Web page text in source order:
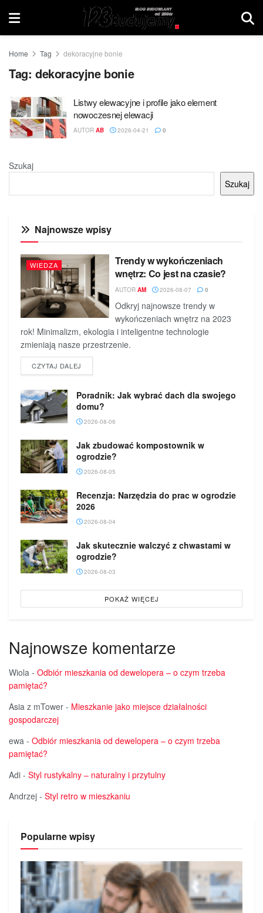
Home Tag dekoracyjne bonie
Tag: dekoracyjne bonie
Listwy elewacyjne i profile jako element
nowoczesnej elewacji
AUTOR AB 2026-04-21 0
Szukaj
Szukaj
Najnowsze wpisy
WIEDZA
Trendy w wykończeniach
wnętrz: Co jest na czasie?
AUTOR AM 2026-08-07 0
Odkryj najnowsze trendy w
wykończeniach wnętrz na 2023
rok! Minimalizm, ekologia i inteligentne technologie
zmieniają nasze przestrzenie.
CZYTAJ DALEJ
Poradnik: Jak wybrać dach dla swojego
domu?
2026-08-06
Jak zbudować kompostownik w
ogrodzie?
2026-08-05
Recenzja: Narzędzia do prac w ogrodzie
2026
2026-08-04
Jak skutecznie walczyć z chwastami w
ogrodzie?
2026-08-03
POKAŻ WIĘCEJ
Najnowsze komentarze
Wiola - Odbiór mieszkania od dewelopera – o czym trzeba
pamiętać?
Asia z mTower - Mieszkanie jako miejsce działalności
gospodarczej
ewa - Odbiór mieszkania od dewelopera – o czym trzeba
pamiętać?
Adi - Styl rustykalny – naturalny i przytulny
Andrzej - Styl retro w mieszkaniu
Popularne wpisy